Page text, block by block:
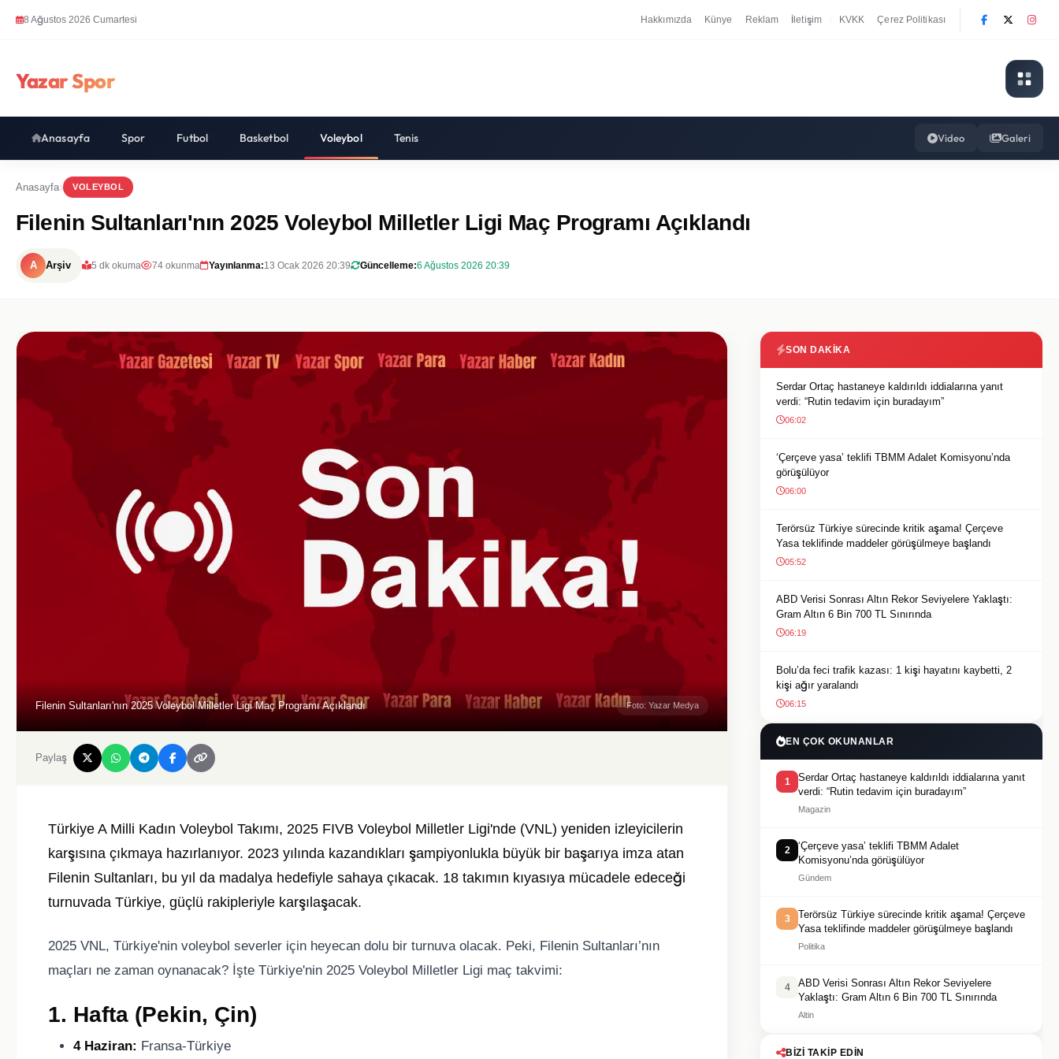
8 Ağustos 2026 Cumartesi Hakkımızda Künye Reklam İletişim KVKK Çerez Politikası
Yazar Spor
Anasayfa Spor Futbol Basketbol Voleybol Tenis Video Galeri
Anasayfa VOLEYBOL
Filenin Sultanları'nın 2025 Voleybol Milletler Ligi Maç Programı Açıklandı
A Arşiv 5 dk okuma 74 okunma Yayınlanma:13 Ocak 2026 20:39 Güncelleme:6 Ağustos 2026 20:39
Filenin Sultanları'nın 2025 Voleybol Milletler Ligi Maç Programı Açıklandı Foto: Yazar Medya
Paylaş
Türkiye A Milli Kadın Voleybol Takımı, 2025 FIVB Voleybol Milletler Ligi'nde (VNL) yeniden izleyicilerin
karşısına çıkmaya hazırlanıyor. 2023 yılında kazandıkları şampiyonlukla büyük bir başarıya imza atan
Filenin Sultanları, bu yıl da madalya hedefiyle sahaya çıkacak. 18 takımın kıyasıya mücadele edeceği
turnuvada Türkiye, güçlü rakipleriyle karşılaşacak.
2025 VNL, Türkiye'nin voleybol severler için heyecan dolu bir turnuva olacak. Peki, Filenin Sultanları’nın
maçları ne zaman oynanacak? İşte Türkiye'nin 2025 Voleybol Milletler Ligi maç takvimi:
1. Hafta (Pekin, Çin)
4 Haziran: Fransa-Türkiye
SON DAKIKA
Serdar Ortaç hastaneye kaldırıldı iddialarına yanıt
verdi: “Rutin tedavim için buradayım”
06:02
‘Çerçeve yasa’ teklifi TBMM Adalet Komisyonu’nda
görüşülüyor
06:00
Terörsüz Türkiye sürecinde kritik aşama! Çerçeve
Yasa teklifinde maddeler görüşülmeye başlandı
05:52
ABD Verisi Sonrası Altın Rekor Seviyelere Yaklaştı:
Gram Altın 6 Bin 700 TL Sınırında
06:19
Bolu’da feci trafik kazası: 1 kişi hayatını kaybetti, 2
kişi ağır yaralandı
06:15
EN ÇOK OKUNANLAR
1
Serdar Ortaç hastaneye kaldırıldı iddialarına yanıt
verdi: “Rutin tedavim için buradayım”
Magazin
2
‘Çerçeve yasa’ teklifi TBMM Adalet
Komisyonu’nda görüşülüyor
Gündem
3
Terörsüz Türkiye sürecinde kritik aşama! Çerçeve
Yasa teklifinde maddeler görüşülmeye başlandı
Politika
4
ABD Verisi Sonrası Altın Rekor Seviyelere
Yaklaştı: Gram Altın 6 Bin 700 TL Sınırında
Altin
BIZI TAKIP EDIN